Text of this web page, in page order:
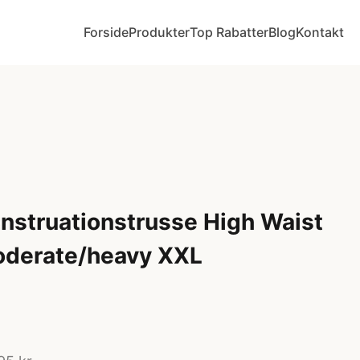
ForsideProdukterTop RabatterBlogKontakt
High Waist
heavy XXL